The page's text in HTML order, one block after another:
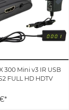
300 Mini v3 IR USB
FULL HD HDTV